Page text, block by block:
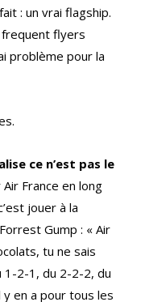
: un vrai flagship.
frequent flyers
problème pour la
ce n’est pas le
France en long
jouer à la
Gump : « Air
tu ne sais
1-2-1, du 2-2-2, du
en a pour tous les